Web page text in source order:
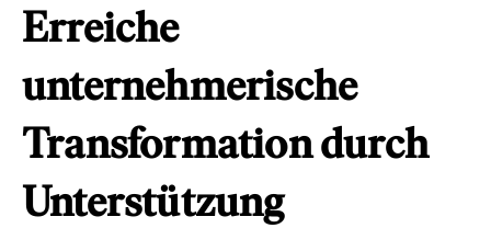
Erreiche
unternehmerische
Transformation durch
Unterstützung